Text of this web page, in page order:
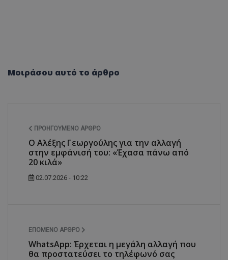
Μοιράσου αυτό το άρθρο
ΠΡΟΗΓΟΎΜΕΝΟ ΆΡΘΡΟ
Ο Αλέξης Γεωργούλης για την αλλαγή
στην εμφάνισή του: «Έχασα πάνω από
20 κιλά»
02.07.2026 - 10:22
ΕΠΌΜΕΝΟ ΆΡΘΡΟ
WhatsApp: Έρχεται η μεγάλη αλλαγή που
θα προστατεύσει το τηλέφωνό σας